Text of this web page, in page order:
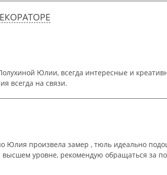
Юлии, всегда интересные и
всегда на связи.
Юлия произвела замер , тюль идеально
уровне, рекомендую обращаться за